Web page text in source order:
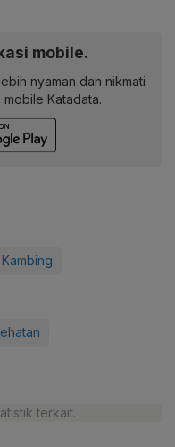
mobile.
nyaman dan nikmati
Katadata.
terkait.